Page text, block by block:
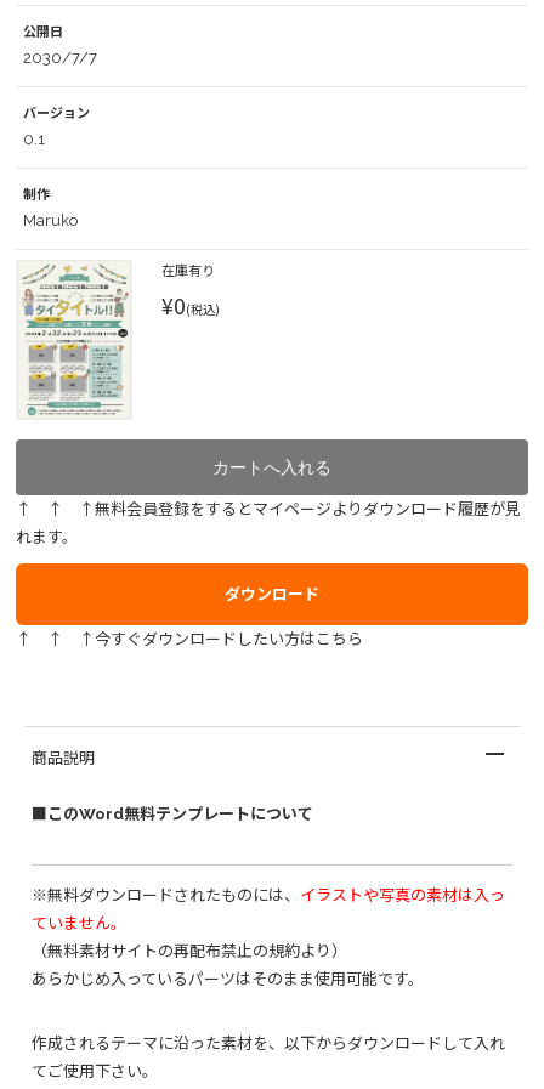
公開日
2030/7/7
バージョン
0.1
制作
Maruko
在庫有り
¥0(税込)
↑ ↑ ↑無料会員登録をするとマイページよりダウンロード履歴が見
れます。
ダウンロード
↑ ↑ ↑今すぐダウンロードしたい方はこちら
商品説明
■このWord無料テンプレートについて
※無料ダウンロードされたものには、 イラストや写真の素材は入っ
ていません。
（無料素材サイトの再配布禁止の規約より）
あらかじめ入っているパーツはそのまま使用可能です。
作成されるテーマに沿った素材を、以下からダウンロードして入れ
てご使用下さい。